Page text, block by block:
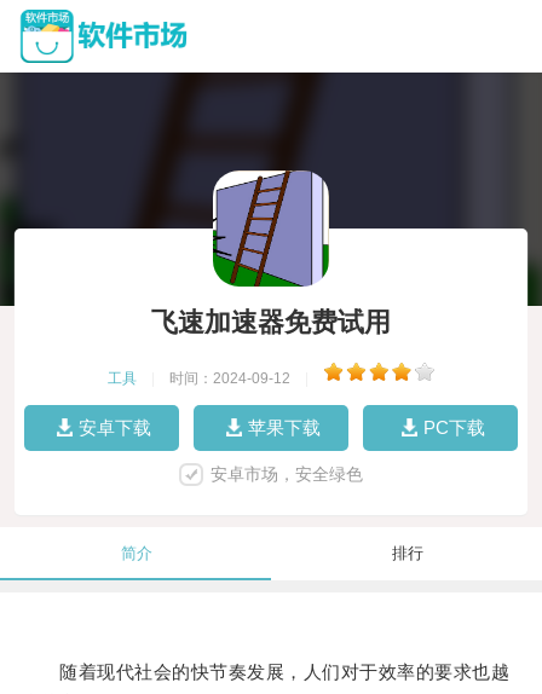
飞速加速器免费试用
工具 时间：2024-09-12
安卓下载 苹果下载 PC下载
安卓市场，安全绿色
简介 排行
随着现代社会的快节奏发展，人们对于效率的要求也越